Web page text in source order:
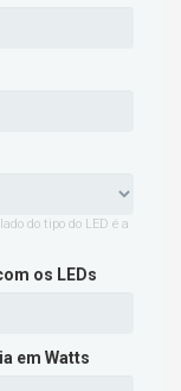
do tipo do LED é a
os LEDs
em Watts